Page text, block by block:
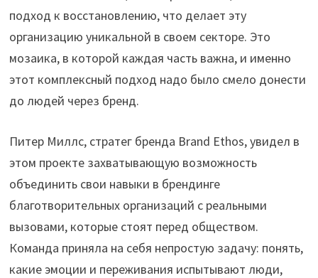
подход к восстановлению, что делает эту
организацию уникальной в своем секторе. Это
мозаика, в которой каждая часть важна, и именно
этот комплексный подход надо было смело донести
до людей через бренд.
Питер Миллс, стратег бренда Brand Ethos, увидел в
этом проекте захватывающую возможность
объединить свои навыки в брендинге
благотворительных организаций с реальными
вызовами, которые стоят перед обществом.
Команда приняла на себя непростую задачу: понять,
какие эмоции и переживания испытывают люди,